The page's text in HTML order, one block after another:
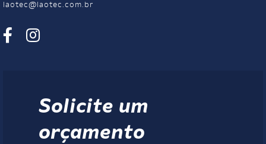
laotec@laotec.com.br
Solicite um
orçamento